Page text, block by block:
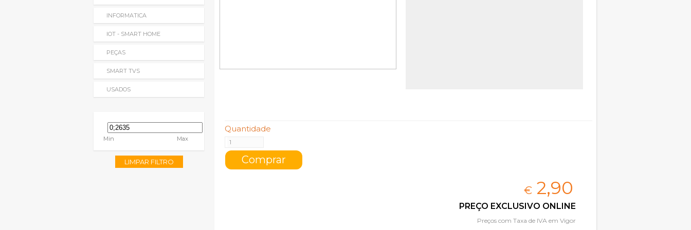
INFORMATICA
IOT - SMART HOME
PEÇAS
SMART TVS
USADOS
Min Max
LIMPAR FILTRO
Quantidade
€ 2,90
PREÇO EXCLUSIVO ONLINE
Preços com Taxa de IVA em Vigor